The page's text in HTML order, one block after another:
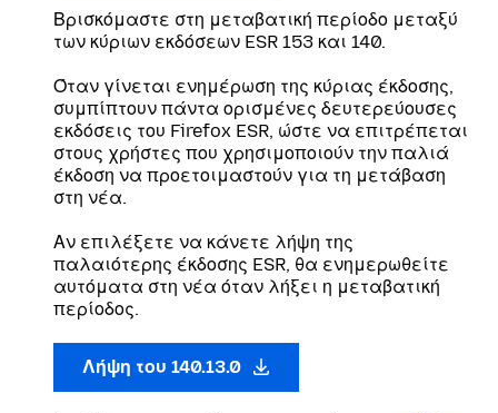
Βρισκόμαστε στη μεταβατική περίοδο μεταξύ
των κύριων εκδόσεων ESR 153 και 140.
Όταν γίνεται ενημέρωση της κύριας έκδοσης,
συμπίπτουν πάντα ορισμένες δευτερεύουσες
εκδόσεις του Firefox ESR, ώστε να επιτρέπεται
στους χρήστες που χρησιμοποιούν την παλιά
έκδοση να προετοιμαστούν για τη μετάβαση
στη νέα.
Αν επιλέξετε να κάνετε λήψη της
παλαιότερης έκδοσης ESR, θα ενημερωθείτε
αυτόματα στη νέα όταν λήξει η μεταβατική
περίοδος.
Λήψη του 140.13.0